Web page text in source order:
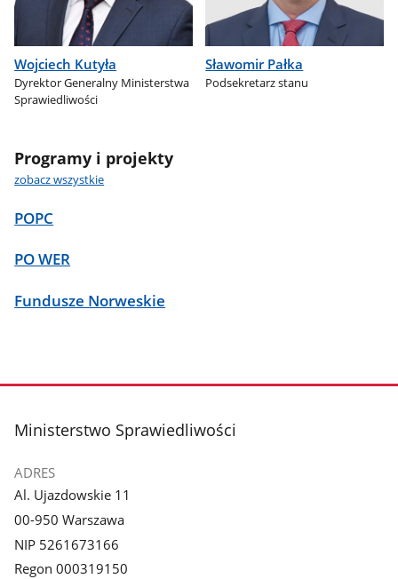
Wojciech Kutyła
Dyrektor Generalny Ministerstwa
Sprawiedliwości
Sławomir Pałka
Podsekretarz stanu
Programy i projekty
zobacz wszystkie
POPC
PO WER
Fundusze Norweskie
stopka
Ministerstwo Sprawiedliwości
ADRES
Al. Ujazdowskie 11
00-950 Warszawa
NIP 5261673166
Regon 000319150